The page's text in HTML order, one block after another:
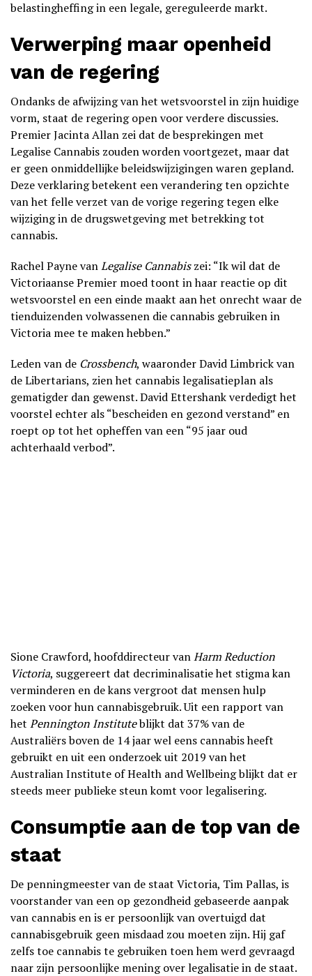
belastingheffing in een legale, gereguleerde markt.
Verwerping maar openheid
van de regering
Ondanks de afwijzing van het wetsvoorstel in zijn huidige
vorm, staat de regering open voor verdere discussies.
Premier Jacinta Allan zei dat de besprekingen met
Legalise Cannabis zouden worden voortgezet, maar dat
er geen onmiddellijke beleidswijzigingen waren gepland.
Deze verklaring betekent een verandering ten opzichte
van het felle verzet van de vorige regering tegen elke
wijziging in de drugswetgeving met betrekking tot
cannabis.
Rachel Payne vanLegalise Cannabiszei: “Ik wil dat de
Victoriaanse Premier moed toont in haar reactie op dit
wetsvoorstel en een einde maakt aan het onrecht waar de
tienduizenden volwassenen die cannabis gebruiken in
Victoria mee te maken hebben.”
Leden van de Crossbench, waaronder David Limbrick van
de Libertarians, zien het cannabis legalisatieplan als
gematigder dan gewenst. David Ettershank verdedigt het
voorstel echter als “bescheiden en gezond verstand” en
roept op tot het opheffen van een “95 jaar oud
achterhaald verbod”.
Sione Crawford, hoofddirecteur vanHarm Reduction
Victoria, suggereert dat decriminalisatie het stigma kan
verminderen en de kans vergroot dat mensen hulp
zoeken voor hun cannabisgebruik. Uit een rapport van
het Pennington Instituteblijkt dat 37% van de
Australiërs boven de 14 jaar wel eens cannabis heeft
gebruikt en uit een onderzoek uit 2019 van het
Australian Institute of Health and Wellbeing blijkt dat er
steeds meer publieke steun komt voor legalisering.
Consumptie aan de top van de
staat
De penningmeester van de staat Victoria, Tim Pallas, is
voorstander van een op gezondheid gebaseerde aanpak
van cannabis en is er persoonlijk van overtuigd dat
cannabisgebruik geen misdaad zou moeten zijn. Hij gaf
zelfs toe cannabis te gebruiken toen hem werd gevraagd
naar zijn persoonlijke mening over legalisatie in de staat.